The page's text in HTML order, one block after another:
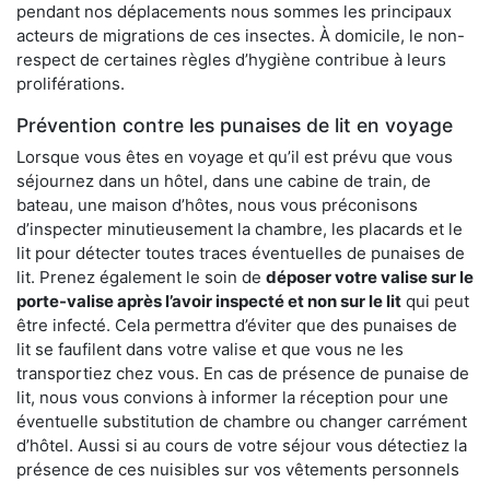
pendant nos déplacements nous sommes les principaux
acteurs de migrations de ces insectes. À domicile, le non-
respect de certaines règles d’hygiène contribue à leurs
proliférations.
Prévention contre les punaises de lit en voyage
Lorsque vous êtes en voyage et qu’il est prévu que vous
séjournez dans un hôtel, dans une cabine de train, de
bateau, une maison d’hôtes, nous vous préconisons
d’inspecter minutieusement la chambre, les placards et le
lit pour détecter toutes traces éventuelles de punaises de
lit. Prenez également le soin de déposer votre valise sur le
porte-valise après l’avoir inspecté et non sur le lit qui peut
être infecté. Cela permettra d’éviter que des punaises de
lit se faufilent dans votre valise et que vous ne les
transportiez chez vous. En cas de présence de punaise de
lit, nous vous convions à informer la réception pour une
éventuelle substitution de chambre ou changer carrément
d’hôtel. Aussi si au cours de votre séjour vous détectiez la
présence de ces nuisibles sur vos vêtements personnels